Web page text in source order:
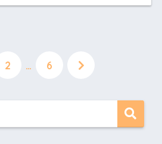
2 … 6